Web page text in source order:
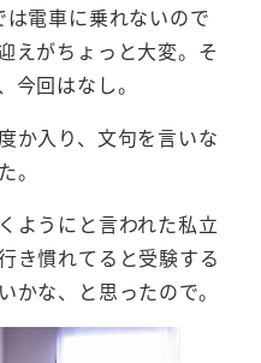
電車に乗れないので
えがちょっと大変。そ
今回はなし。
か入り、文句を言いな
。
ようにと言われた私立
き慣れてると受験する
かな、と思ったので。